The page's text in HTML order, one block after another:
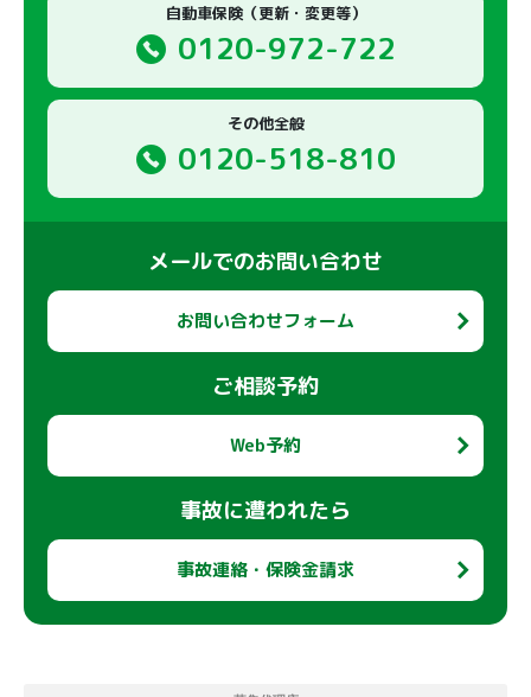
自動車保険（更新・変更等）
0120-972-722
その他全般
0120-518-810
メールでのお問い合わせ
お問い合わせフォーム
ご相談予約
Web予約
事故に遭われたら
事故連絡・保険金請求